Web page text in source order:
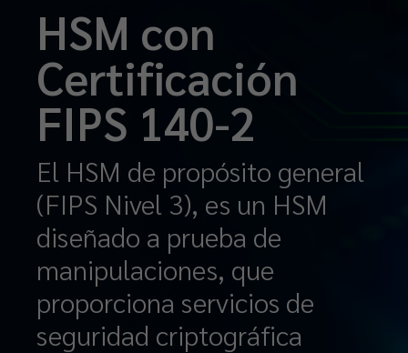
HSM con
Certificación
FIPS 140-2
El HSM de propósito general
(FIPS Nivel 3), es un HSM
diseñado a prueba de
manipulaciones, que
proporciona servicios de
seguridad criptográfica